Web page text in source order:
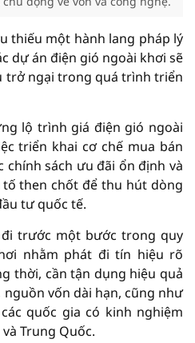
thiếu một hành lang pháp lý
dự án điện gió ngoài khơi sẽ
trở ngại trong quá trình triển
lộ trình giá điện gió ngoài
triển khai cơ chế mua bán
chính sách ưu đãi ổn định và
then chốt để thu hút dòng
tư quốc tế.
trước một bước trong quy
nhằm phát đi tín hiệu rõ
thời, cần tận dụng hiệu quả
nguồn vốn dài hạn, cũng như
quốc gia có kinh nghiệm
Trung Quốc.